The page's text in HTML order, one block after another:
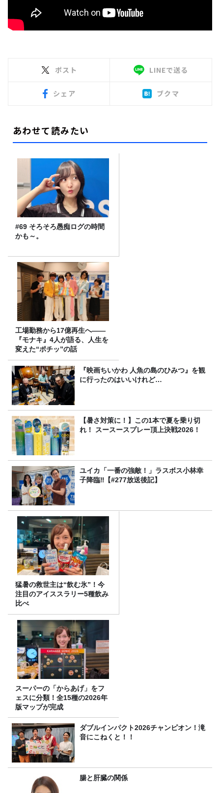
ポスト LINEで送る
シェア ブクマ
あわせて読みたい
#69 そろそろ愚痴ログの時間
かも～。
工場勤務から17億再生へ——
『モナキ』4人が語る、人生を
変えた“ポチッ”の話
『映画ちいかわ 人魚の島のひみつ』を観
に行ったのはいいけれど…
【暑さ対策に！】この1本で夏を乗り切
れ！ スースースプレー頂上決戦2026！
ユイカ「一番の強敵！」ラスボス小林幸
子降臨‼【#277放送後記】
猛暑の救世主は“飲む氷”！今
注目のアイススラリー5種飲み
比べ
スーパーの「からあげ」をフ
ェスに分類！全15種の2026年
版マップが完成
ダブルインパクト2026チャンピオン！滝
音にこねくと！！
腸と肝臓の関係